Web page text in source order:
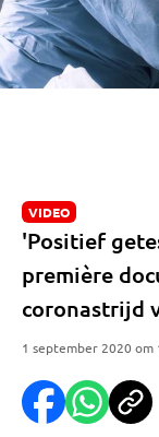
VIDEO
'Positief
première
coronastrijd
1 september 2020 om